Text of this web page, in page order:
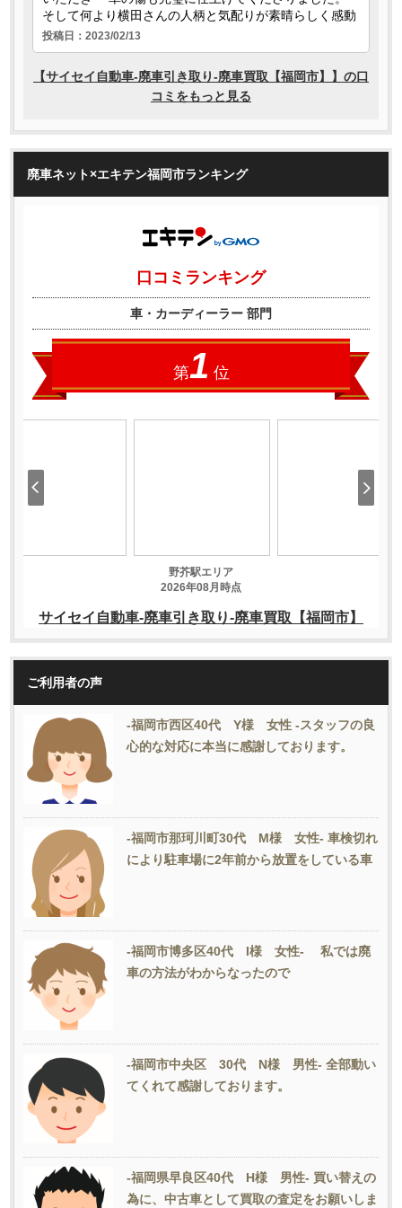
廃車ネット×エキテン福岡市ランキング
ご利用者の声
-福岡市西区40代 Y様 女性 -スタッフの良
心的な対応に本当に感謝しております。
-福岡市那珂川町30代 M様 女性- 車検切れ
により駐車場に2年前から放置をしている車
-福岡市博多区40代 I様 女性- 私では廃
車の方法がわからなったので
-福岡市中央区 30代 N様 男性- 全部動い
てくれて感謝しております。
-福岡県早良区40代 H様 男性- 買い替えの
為に、中古車として買取の査定をお願いしま